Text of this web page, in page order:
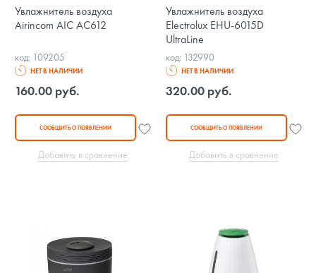
Увлажнитель воздуха
Airincom AIC AC612
код: 109205
НЕТ В НАЛИЧИИ
160.00 руб.
СООБЩИТЬ О ПОЯВЛЕНИИ
Добавить в сравнение
Увлажнитель воздуха
Electrolux EHU-6015D
UltraLine
код: 132990
НЕТ В НАЛИЧИИ
320.00 руб.
СООБЩИТЬ О ПОЯВЛЕНИИ
Добавить в сравнение